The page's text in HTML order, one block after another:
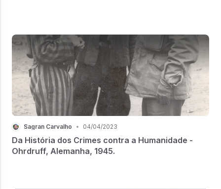
Sagran Carvalho • 04/04/2023
Da História dos Crimes contra a Humanidade -
Ohrdruff, Alemanha, 1945.